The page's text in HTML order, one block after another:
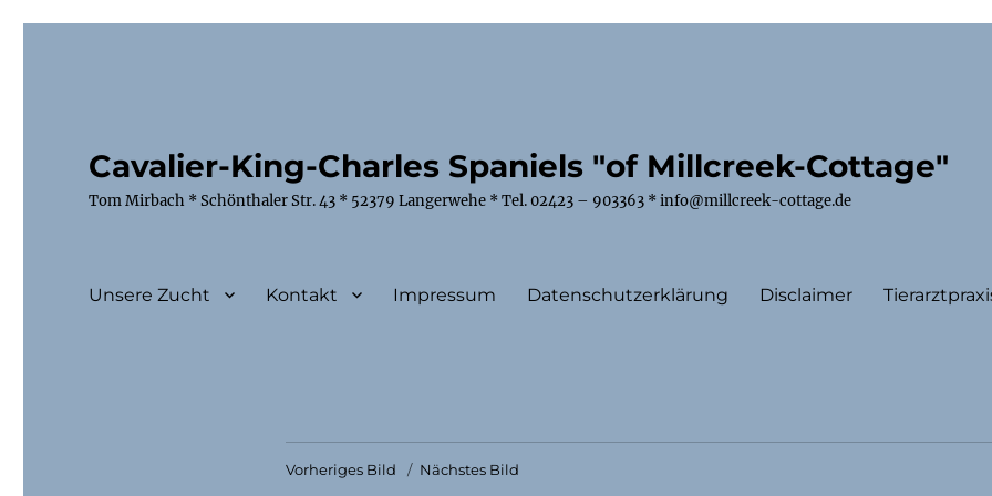
Cavalier-King-Charles Spaniels "of Millcreek-Cottage"
Tom Mirbach * Schönthaler Str. 43 * 52379 Langerwehe * Tel. 02423 – 903363 * info@millcreek-cottage.de
Unsere Zucht Kontakt Impressum Datenschutzerklärung Disclaimer
Vorheriges Bild Nächstes Bild